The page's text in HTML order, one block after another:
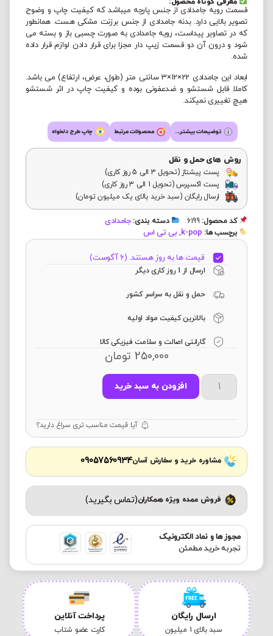
قسمت رویه جامدادی از جنس پارچه میباشد که کیفیت چاپ و وضوح
تصویر بالایی دارد. بدنه جامدادی از جنس برزنت مشکی هست. همانطور
که در تصاویر پیداست، رویه جامدادی به صورت چسبی باز و بسته می
شود و درون آن دو قسمت زیپ دار مجزا برای قرار دادن لوازم قرار داده
شده.
ابعاد این جامدادی 22×12×3 سانتی متر (طول، عرض، ارتفاع) می باشد.
کاملا قابل شستشو و ضدعفونی بوده و کیفیت چاپ در اثر شستشو
هیچ تغییری نمیکند.
توضیحات بیشتر... محصولات مرتبط چاپ طرح دلخواه
روش های حمل و نقل
پست پیشتاز (تحویل 3 الی 5 روز کاری)
پست اکسپرس (تحویل 1 الی 3 روز کاری)
ارسال رایگان (سبد خرید بالای یک میلیون تومان)
کد محصول: 6199 دسته بندی: جامدادی
برچسب ها: k-pop
, بی تی اس
قیمت ها به روز هستند. (6 آگوست)
ارسال از 1 روز کاری دیگر
حمل و نقل به سراسر کشور
بالاترین کیفیت مواد اولیه
گارانتی اصالت و سلامت فیزیکی کالا
250,000 تومان
افزودن به سبد خرید
آیا قیمت مناسب تری سراغ دارید؟
مشاوره خرید و سفارش آسان09057560934
فروش عمده ویژه همکاران(تماس بگیرید)
مجوز ها و نماد الکترونیک
تجربه خرید مطمئن
ارسال رایگان
سبد بالای 1 میلیون
پرداخت آنلاین
کارت عضو شتاب